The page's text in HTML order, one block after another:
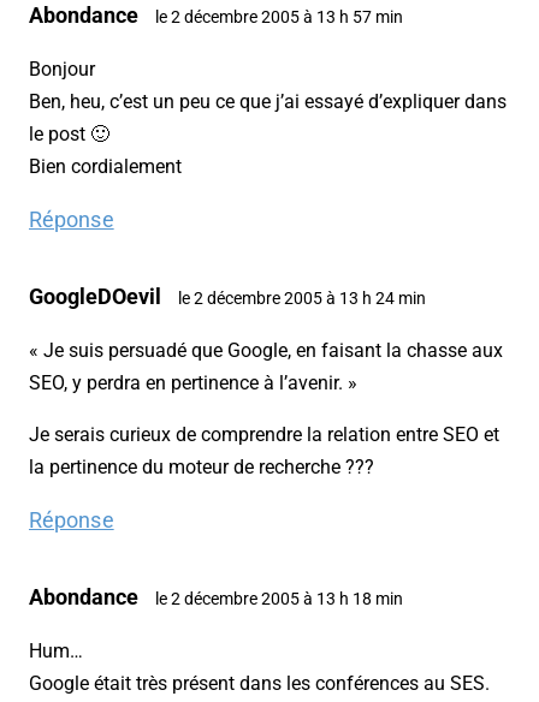
Abondance le 2 décembre 2005 à 13 h 57 min
Bonjour
Ben, heu, c’est un peu ce que j’ai essayé d’expliquer dans
le post 🙂
Bien cordialement
Réponse
GoogleDOevil le 2 décembre 2005 à 13 h 24 min
« Je suis persuadé que Google, en faisant la chasse aux
SEO, y perdra en pertinence à l’avenir. »
Je serais curieux de comprendre la relation entre SEO et
la pertinence du moteur de recherche ???
Réponse
Abondance le 2 décembre 2005 à 13 h 18 min
Hum…
Google était très présent dans les conférences au SES.